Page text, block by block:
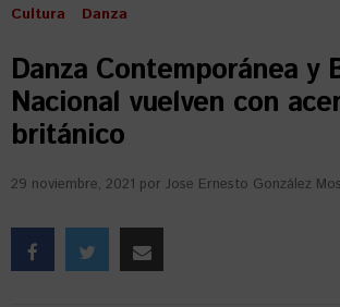
Cultura Danza
Danza Contemporánea y
Nacional vuelven con
británico
29 noviembre, 2021 por Jose Ernesto González